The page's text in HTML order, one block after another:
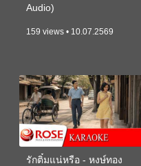
Audio)
159 views • 10.07.2569
รักติ๋มแน่หรือ - หงษ์ทอง